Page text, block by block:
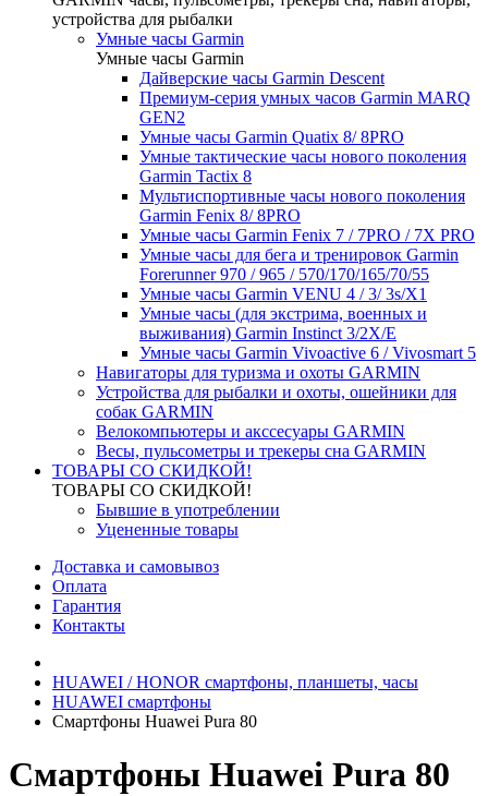
устройства для рыбалки
Умные часы Garmin
Умные часы Garmin
Дайверские часы Garmin Descent
Премиум-серия умных часов Garmin MARQ
GEN2
Умные часы Garmin Quatix 8/ 8PRO
Умные тактические часы нового поколения
Garmin Tactix 8
Мультиспортивные часы нового поколения
Garmin Fenix 8/ 8PRO
Умные часы Garmin Fenix 7 / 7PRO / 7X PRO
Умные часы для бега и тренировок Garmin
Forerunner 970 / 965 / 570/170/165/70/55
Умные часы Garmin VENU 4 / 3/ 3s/X1
Умные часы (для экстрима, военных и
выживания) Garmin Instinct 3/2X/E
Умные часы Garmin Vivoactive 6 / Vivosmart 5
Навигаторы для туризма и охоты GARMIN
Устройства для рыбалки и охоты, ошейники для
собак GARMIN
Велокомпьютеры и акссесуары GARMIN
Весы, пульсометры и трекеры сна GARMIN
ТОВАРЫ СО СКИДКОЙ!
ТОВАРЫ СО СКИДКОЙ!
Бывшие в употреблении
Уцененные товары
Доставка и самовывоз
Оплата
Гарантия
Контакты
HUAWEI / HONOR cмартфоны, планшеты, часы
HUAWEI cмартфоны
Смартфоны Huawei Pura 80
Смартфоны Huawei Pura 80